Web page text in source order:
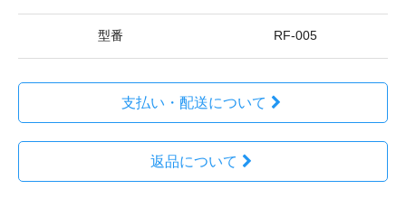
型番 RF-005
支払い・配送について
返品について